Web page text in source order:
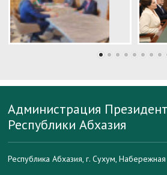
Администрация
Республики Абхазия
Республика Абхазия, г. Сухум,